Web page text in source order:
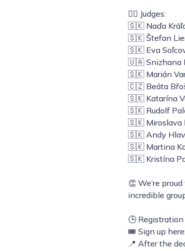
👩‍⚖️ Judges:
🇸🇰 Naďa
🇸🇰 Štefan
🇸🇰 Eva
🇺🇦 Snizhana
🇸🇰 Marián
🇨🇿 Beáta
🇸🇰 Katarína
🇸🇰 Rudolf
🇸🇰 Miroslava
🇸🇰 Andy
🇸🇰 Martina
🇸🇰 Kristína
👏 We’re
incredible
🕒
🎟️ Sign up
📍 After the